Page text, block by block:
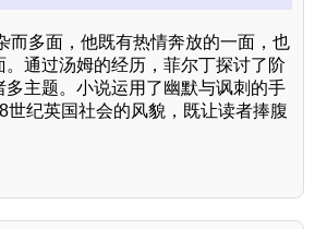
而多面，他既有热情奔放的一面，也
。通过汤姆的经历，菲尔丁探讨了阶
多主题。小说运用了幽默与讽刺的手
世纪英国社会的风貌，既让读者捧腹